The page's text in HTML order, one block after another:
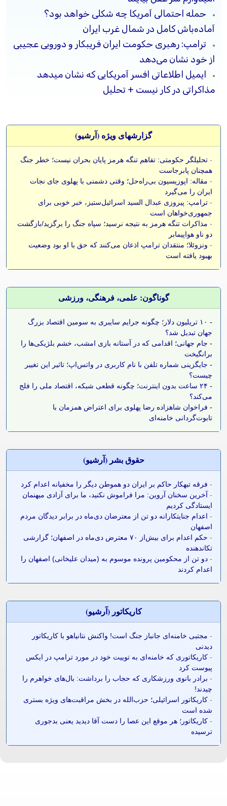
حمله احتمالی آمریکا چه شکلی خواهد بود؟
آماده‌باش کامل در شمال غرب ایران
ترامپ: رهبری حکومت ایران فریبکار و دورویی عجیبی
از خود نشان می‌دهد
ایمیل اطلاعاتی افسر آمریکایی که نشان میدهد
مذاکراتی در کار نیست + تحلیل
گزارشهای ویژه (آرشيو)
- تحلیلگر حکومتی: تفاهم تنگه هرمز پایان بحران نیست؛ خطر جنگ
همچنان پابرجاست
- مقاله: اپوزیسیون بی‌راه‌حل؛ وقتی دشمنی با پهلوی جای نجات
ایران را می‌گیرد
- ترامپ: پیروزی عبدال السید اسرائیل‌ستیز، خبر خوبی برای
جمهوری‌خواهان است
- مذاکرات تنگه هرمز به نتیجه نرسید؛ سپاه جنگ را برگزید/بازگشت
دو ناو هواپیمابر
- ونزوئلا؛ منتقدان ترامپ اذعان می‌کنند که حق با او بود وضعیت
بهبود یافته است
گوناگون: علمی، فرهنگی، ورزشی
-
۱۰ تریلیون دلار؛ چگونه جرایم سایبری به سومین اقتصاد بزرگ
جهان تبدیل شد؟
- جام جهانی؛ اقدامی که در آستانه بازی امشب، خشم بلژیکی‌ها را
برانگیخت
- جایگزینی شماره تلفن با نام کاربری در واتس‌اپ؛ تاثیر این تغییر
چیست؟
-
۲۴ ساعت بدون اینترنت؛ چگونه قطعی شبکه، اقتصاد ملی را فلج
می‌کند؟
- فراخوان شاهزاده رضا پهلوی برای اعتراض همزمان با
تابوت‌گردانی خامنه‌ای
حقوق بشر (آرشيو)
- فرقه تبهکار حاکم بر ایران دو هموطن دیگر را مخفیانه اعدام کرد
- آخرین سخنان آروین: مرا فراموش نکنید، ما برای آزادی میهنمان
ایستادگی کردیم
- اعدام جنایتکارانه دو تن از معترضان دی‌ماه در برابر دیدگان مردم
اصفهان
-
حکم اعدام برای بیش‌از ۷۰ معترض دی‌ماه در اصفهان؛ گزارشی
تکاندهنده
- دو تن از محکومین پرونده موسوم به (میدان علیخانی) اصفهان را
اعدام کردند
کاريکاتور (آرشيو)
- مجتبی خامنه‌ای جانباز جنگ است! واکنش نتانیاهو با کاریکاتور
دیدنی
- کاریکاتوری که خامنه‌ای به توییت خود در مورد ترامپ در ایکس
پیوست کرد
- برادر بانوی ورزشکاری که حجاب را برداشت: بال‌های خواهرم را
چیدند!
- کاریکاتور اسرائیلی؛ حزب‌الله در بخش مراقبت‌های ویژه بستری
شده است
- کاریکاتور؛ هر موقع این عصا را دست آقا دیدید یعنی بدجوری
ترسیده